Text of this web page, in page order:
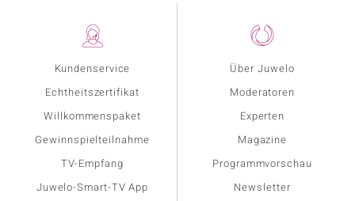
Kundenservice
Echtheitszertifikat
Willkommenspaket
Gewinnspielteilnahme
TV-Empfang
Juwelo-Smart-TV App
Über Juwelo
Moderatoren
Experten
Magazine
Programmvorschau
Newsletter